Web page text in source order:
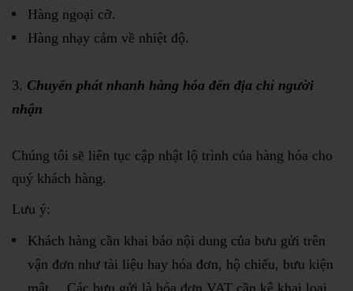
Hàng ngoại cỡ.
Hàng nhạy cảm về nhiệt độ.
Chuyển phát nhanh hàng hóa đến địa chỉ người
nhận
Chúng tôi sẽ liên tục cập nhật lộ trình của hàng hóa cho
quý khách hàng.
Lưu ý:
Khách hàng cần khai báo nội dung của bưu gửi trên
vận đơn như tài liệu hay hóa đơn, hộ chiếu, bưu kiện